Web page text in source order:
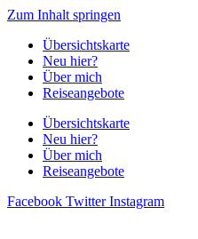
Zum Inhalt springen
Übersichtskarte
Neu hier?
Über mich
Reiseangebote
Übersichtskarte
Neu hier?
Über mich
Reiseangebote
Facebook Twitter Instagram